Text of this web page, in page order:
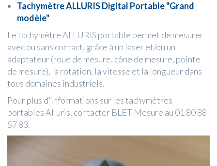
Tachymètre ALLURIS Digital Portable "Grand
modèle"
Le tachymètre ALLURIS portable permet de mesurer
avec ou sans contact, grâce à un laser et/ou un
adaptateur (roue de mesure, cône de mesure, pointe
de mesure), la rotation, la vitesse et la longueur dans
tous domaines industriels.
Pour plus d'informations sur les tachymètres
portables Alluris, contacter BLET Mesure au 01 80 88
57 83.